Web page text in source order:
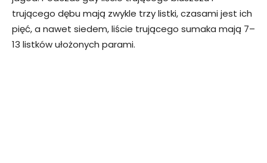
trującego dębu mają zwykle trzy listki, czasami jest ich
pięć, a nawet siedem, liście trującego sumaka mają 7–
13 listków ułożonych parami.